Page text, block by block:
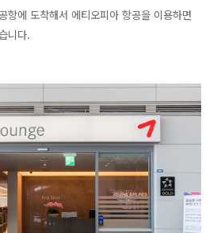
항에 도착해서 에티오피아 항공을 이용하면
니다.